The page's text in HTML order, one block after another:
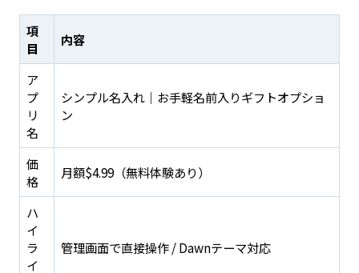
項
目
内容
ア
プ
リ
名
シンプル名入れ｜お手軽名前入りギフトオプショ
ン
価
格
月額$4.99（無料体験あり）
ハ
イ
ラ
イ
管理画面で直接操作 / Dawnテーマ対応